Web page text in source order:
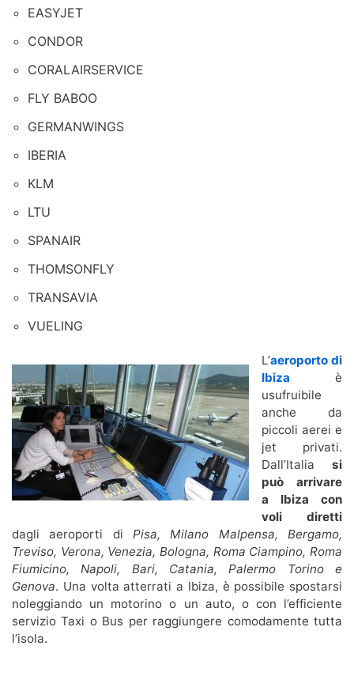
EASYJET
CONDOR
CORALAIRSERVICE
FLY BABOO
GERMANWINGS
IBERIA
KLM
LTU
SPANAIR
THOMSONFLY
TRANSAVIA
VUELING
L’aeroporto di
Ibiza è
usufruibile
anche da
piccoli aerei e
jet privati.
Dall’Italia si
può arrivare
a Ibiza con
voli diretti
dagli aeroporti di Pisa, Milano Malpensa, Bergamo,
Treviso, Verona, Venezia, Bologna, Roma Ciampino, Roma
Fiumicino, Napoli, Bari, Catania, Palermo Torino e
Genova. Una volta atterrati a Ibiza, è possibile spostarsi
noleggiando un motorino o un auto, o con l’efficiente
servizio Taxi o Bus per raggiungere comodamente tutta
l’isola.